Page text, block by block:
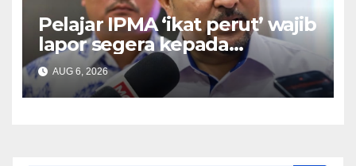
Pelajar IPMA ‘ikat perut’ wajib
lapor segera kepada
Pengarah – Asyraf Wajdi
AUG 6, 2026